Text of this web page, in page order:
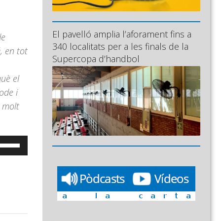
en tot
el
i
molt
El pavelló amplia l’aforament fins a
340 localitats per a les finals de la
Supercopa d’handbol